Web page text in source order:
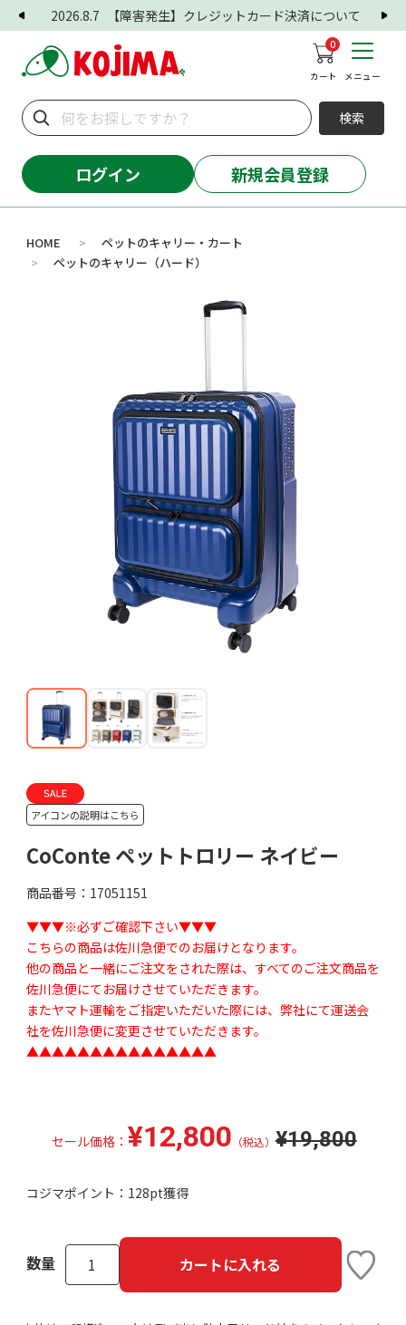
2026.8.7 【障害発生】クレジットカード決済について
0
カート メニュー
検索
ログイン 新規会員登録
HOME > ペットのキャリー・カート
> ペットのキャリー（ハード）
アイコンの説明はこちら
CoConte ペットトロリー ネイビー
商品番号：17051151
▼▼▼※必ずご確認下さい▼▼▼
こちらの商品は佐川急便でのお届けとなります。
他の商品と一緒にご注文をされた際は、すべてのご注文商品を
佐川急便にてお届けさせていただきます。
またヤマト運輸をご指定いただいた際には、弊社にて運送会
社を佐川急便に変更させていただきます。
▲▲▲▲▲▲▲▲▲▲▲▲▲▲▲
セール価格： ¥12,800 （税込）¥19,800
コジマポイント： 128pt獲得
数量 カートに入れる